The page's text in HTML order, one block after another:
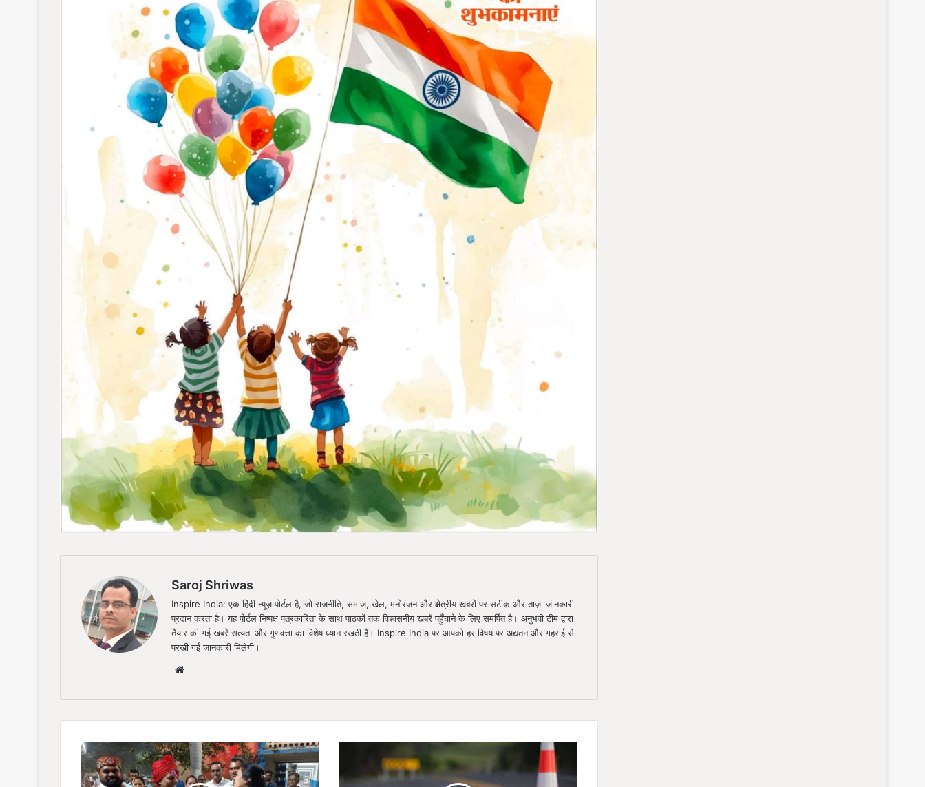
Saroj Shriwas
Inspire India: एक हिंदी न्यूज़ पोर्टल है, जो राजनीति, समाज, खेल, मनोरंजन और क्षेत्रीय खबरों पर सटीक और ताज़ा जानकारी
प्रदान करता है। यह पोर्टल निष्पक्ष पत्रकारिता के साथ पाठकों तक विश्वसनीय खबरें पहुँचाने के लिए समर्पित है। अनुभवी टीम द्वारा
तैयार की गई खबरें सत्यता और गुणवत्ता का विशेष ध्यान रखती हैं। Inspire India पर आपको हर विषय पर अद्यतन और गहराई से
परखी गई जानकारी मिलेगी।
दायित्व
का
निष्ठा
ट्रेलर